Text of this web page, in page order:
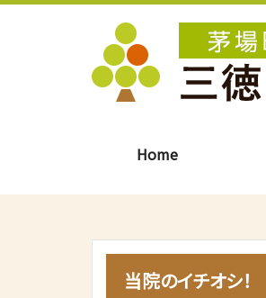
Home
当院のイチオシ！